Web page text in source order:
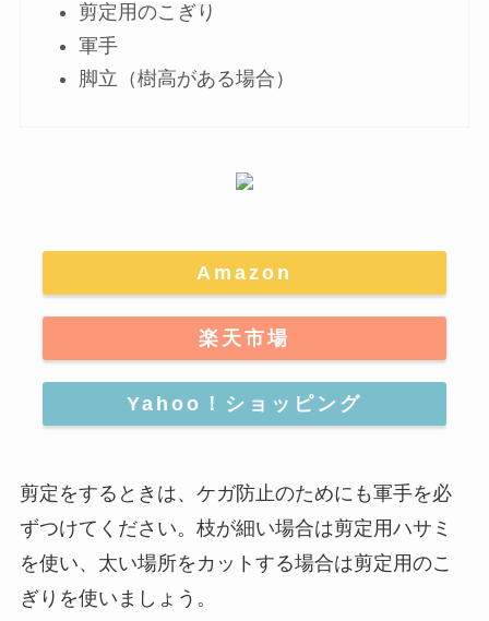
剪定用のこぎり
軍手
脚立（樹高がある場合）
Amazon
楽天市場
Yahoo！ショッピング
剪定をするときは、ケガ防止のためにも軍手を必
ずつけてください。枝が細い場合は剪定用ハサミ
を使い、太い場所をカットする場合は剪定用のこ
ぎりを使いましょう。